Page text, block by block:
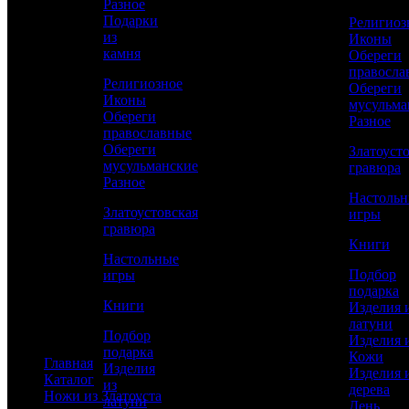
Изделия из дерева
День рождения
Новый год
23 февраля
8 марта
Мужчинам
Женщинам
Руководителю
По профессии
Дизайнерские ключницы: виды и
особенности
Янтарь: Дар моря в подарочной упаковке
Главная
Каталог
Ножи из Златоуста
Разное
Подарки
из
камня
Религиозное
Иконы
Обереги
православные
Обереги
мусульманские
Разное
Златоустовская
гравюра
Настольные
игры
Книги
Подбор
подарка
Изделия
из
латуни
Иконы
Обереги
Обереги
Разное
гравюра
игры
Книги
Подбор
подарка
Изделия
латуни
Изделия
Кожи
Изделия
дерева
День